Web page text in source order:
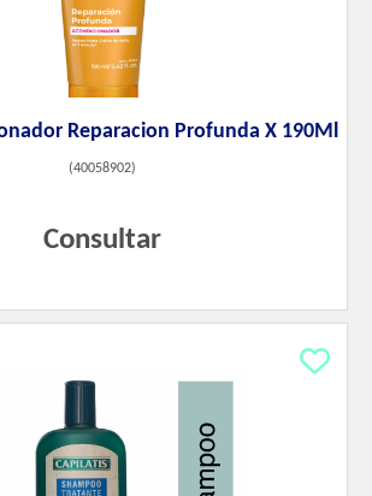
Reparacion Profunda X 190Ml
(40058902)
Consultar